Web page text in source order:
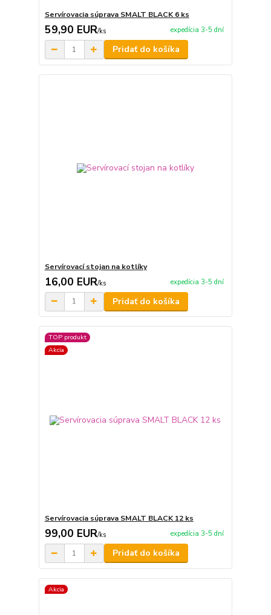
Servírovacia súprava SMALT BLACK 6 ks
59,90 EUR/ks expedícia 3-5 dní
Pridať do košíka
Servírovací stojan na kotlíky
16,00 EUR/ks expedícia 3-5 dní
Pridať do košíka
TOP produkt
Akcia
Servírovacia súprava SMALT BLACK 12 ks
99,00 EUR/ks expedícia 3-5 dní
Pridať do košíka
Akcia